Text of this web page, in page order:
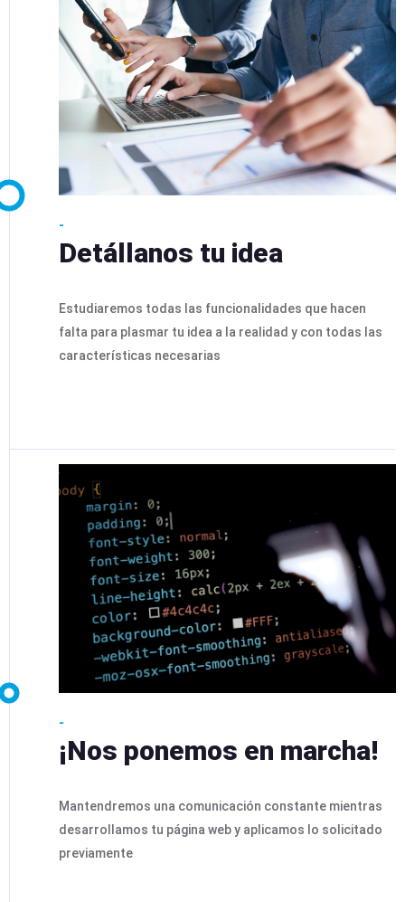
-
Detállanos tu idea
Estudiaremos todas las funcionalidades que hacen
falta para plasmar tu idea a la realidad y con todas las
características necesarias
-
¡Nos ponemos en marcha!
Mantendremos una comunicación constante mientras
desarrollamos tu página web y aplicamos lo solicitado
previamente